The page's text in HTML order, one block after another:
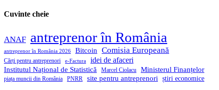
Cuvinte cheie
ANAF antreprenor în România
antreprenor în România 2026 Bitcoin Comisia Europeană
Cărți pentru antreprenori e-Factura idei de afaceri
Institutul Național de Statistică Marcel Ciolacu Ministerul Finanțelor
piața muncii din România PNRR site pentru antreprenori știri economice